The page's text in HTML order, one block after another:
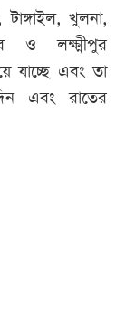
খুলনা,
ও লক্ষ্মীপুর
যাচ্ছে এবং তা
এবং রাতের